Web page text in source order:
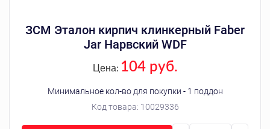
ЗСМ Эталон кирпич клинкерный Faber
Jar Нарвский WDF
Код товара: 10029336
Цена: 104 руб.
Минимальное кол-во для покупки - 1 поддон